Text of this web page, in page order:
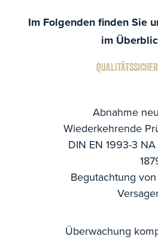
Im Folgenden finden Sie
im
Abnahme
Wiederkehrende
DIN EN 1993-3
Begutachtung
Überwachung